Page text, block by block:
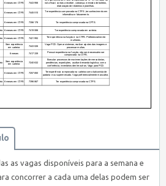
as vagas disponíveis para a semana e
concorrer a cada uma delas podem ser